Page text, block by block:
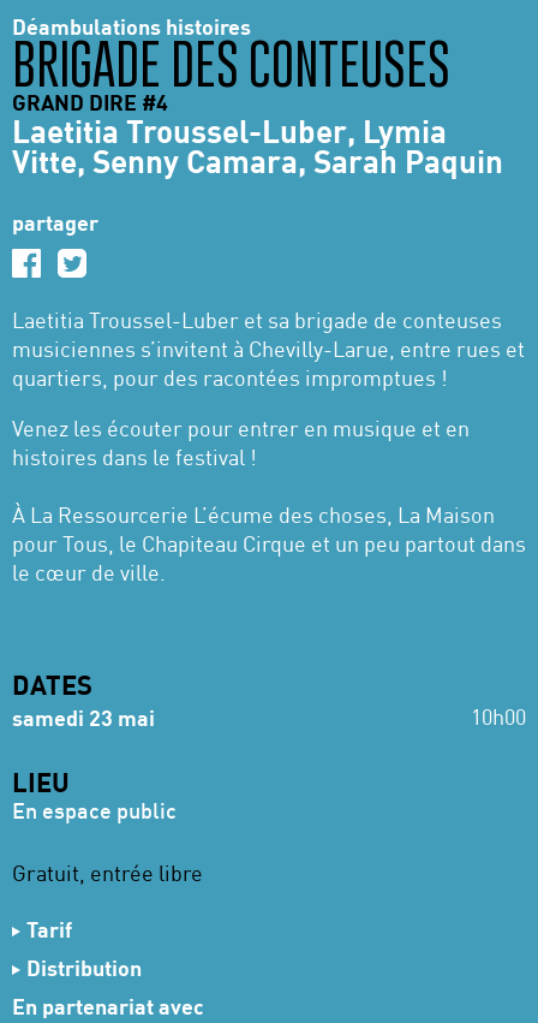
Déambulations histoires
BRIGADE DES CONTEUSES
GRAND DIRE #4
Laetitia Troussel-Luber, Lymia
Vitte, Senny Camara, Sarah Paquin
partager
Laetitia Troussel-Luber et sa brigade de conteuses
musiciennes s’invitent à Chevilly-Larue, entre rues et
quartiers, pour des racontées impromptues !
Venez les écouter pour entrer en musique et en
histoires dans le festival !
À La Ressourcerie L’écume des choses, La Maison
pour Tous, le Chapiteau Cirque et un peu partout dans
le cœur de ville.
DATES
samedi 23 mai 10h00
LIEU
En espace public
Gratuit, entrée libre
Tarif
Gratuit, entrée libre
Distribution
AvecSenny Camara, Sarah Paquin, Laetitia Troussel-
En partenariat avec